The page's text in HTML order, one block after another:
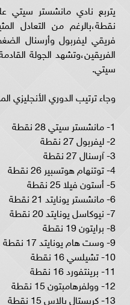
نقطة،بالرغم من التعادل
فريقي ليفربول وأرسنال
الفريقين،وتشهد الجولة
سيتي.
وجاء ترتيب الدوري الأنجليزي الممتاز
1- مانشستر سيتي 28 نقطة
2- ليفربول 27 نقطة
3- آرسنال 27 نقطة
4- توتنهام هوتسبير 26 نقطة
5- أستون فيلا 25 نقطة
6- مانشستر يونايتد 21 نقطة
7- نيوكاسل يونايتد 20 نقطة
8- برايتون 19 نقطة
9- وست هام يونايتد 17 نقطة
10- تشيلسي 16 نقطة
11- برينتفورد 16 نقطة
12- وولفرهامبتون 15 نقطة
13- كريستال بالاس 15 نقطة